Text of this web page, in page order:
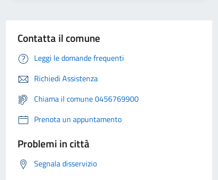
Contatta il comune
Leggi le domande frequenti
Richiedi Assistenza
Chiama il comune 0456769900
Prenota un appuntamento
Problemi in città
Segnala disservizio